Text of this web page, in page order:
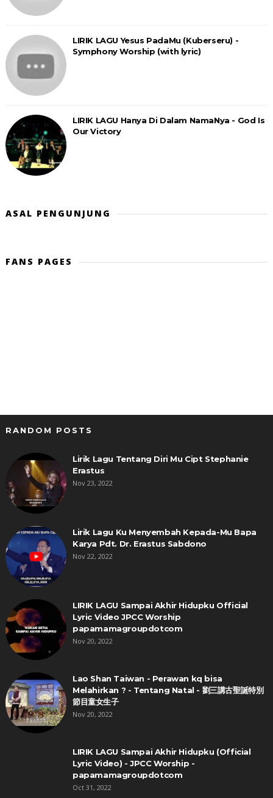
LIRIK LAGU Yesus PadaMu (Kuberseru) -
Symphony Worship (with lyric)
LIRIK LAGU Hanya Di Dalam NamaNya - God Is
Our Victory
ASAL PENGUNJUNG
FANS PAGES
RANDOM POSTS
Lirik Lagu Tentang Diri Mu Cipt Stephanie
Erastus
Nov 23, 2022
Lirik Lagu Ku Menyembah Kepada-Mu Bapa
Karya Pdt. Dr. Erastus Sabdono
Nov 22, 2022
LIRIK LAGU Sampai Akhir Hidupku Official
Lyric Video JPCC Worship
papamamagroupdotcom
Nov 20, 2022
Lao Shan Taiwan - Perawan kq bisa
Melahirkan ? - Tentang Natal - 劉三講古聖誕特別
節目童女生子
Nov 20, 2022
LIRIK LAGU Sampai Akhir Hidupku (Official
Lyric Video) - JPCC Worship -
papamamagroupdotcom
Oct 31, 2022